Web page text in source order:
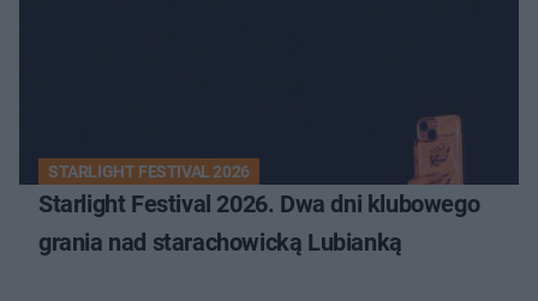
STARLIGHT FESTIVAL 2026
Starlight Festival 2026. Dwa dni klubowego
grania nad starachowicką Lubianką